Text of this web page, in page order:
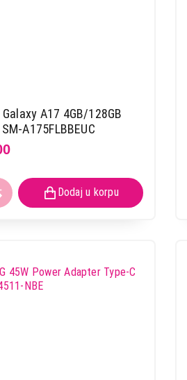
Galaxy A17 4GB/128GB
A175FLBBEUC